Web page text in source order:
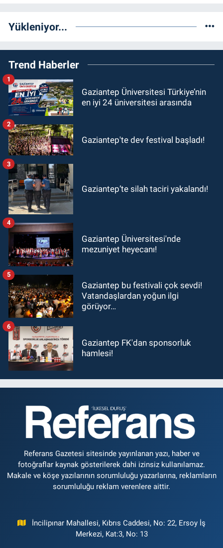
Yükleniyor...
Trend Haberler
Gaziantep Üniversitesi Türkiye’nin
en iyi 24 üniversitesi arasında
1
Gaziantep'te dev festival başladı!
2
Gaziantep’te silah taciri yakalandı!
3
Gaziantep Üniversitesi'nde
mezuniyet heyecanı!
4
Gaziantep bu festivali çok sevdi!
Vatandaşlardan yoğun ilgi
görüyor…
5
Gaziantep FK'dan sponsorluk
hamlesi!
6
Referans Gazetesi sitesinde yayınlanan yazı, haber ve
fotoğraflar kaynak gösterilerek dahi izinsiz kullanılamaz.
Makale ve köşe yazılarının sorumluluğu yazarlarına, reklamların
sorumluluğu reklam verenlere aittir.
İncilipınar Mahallesi, Kıbrıs Caddesi, No: 22, Ersoy İş
Merkezi, Kat:3, No: 13